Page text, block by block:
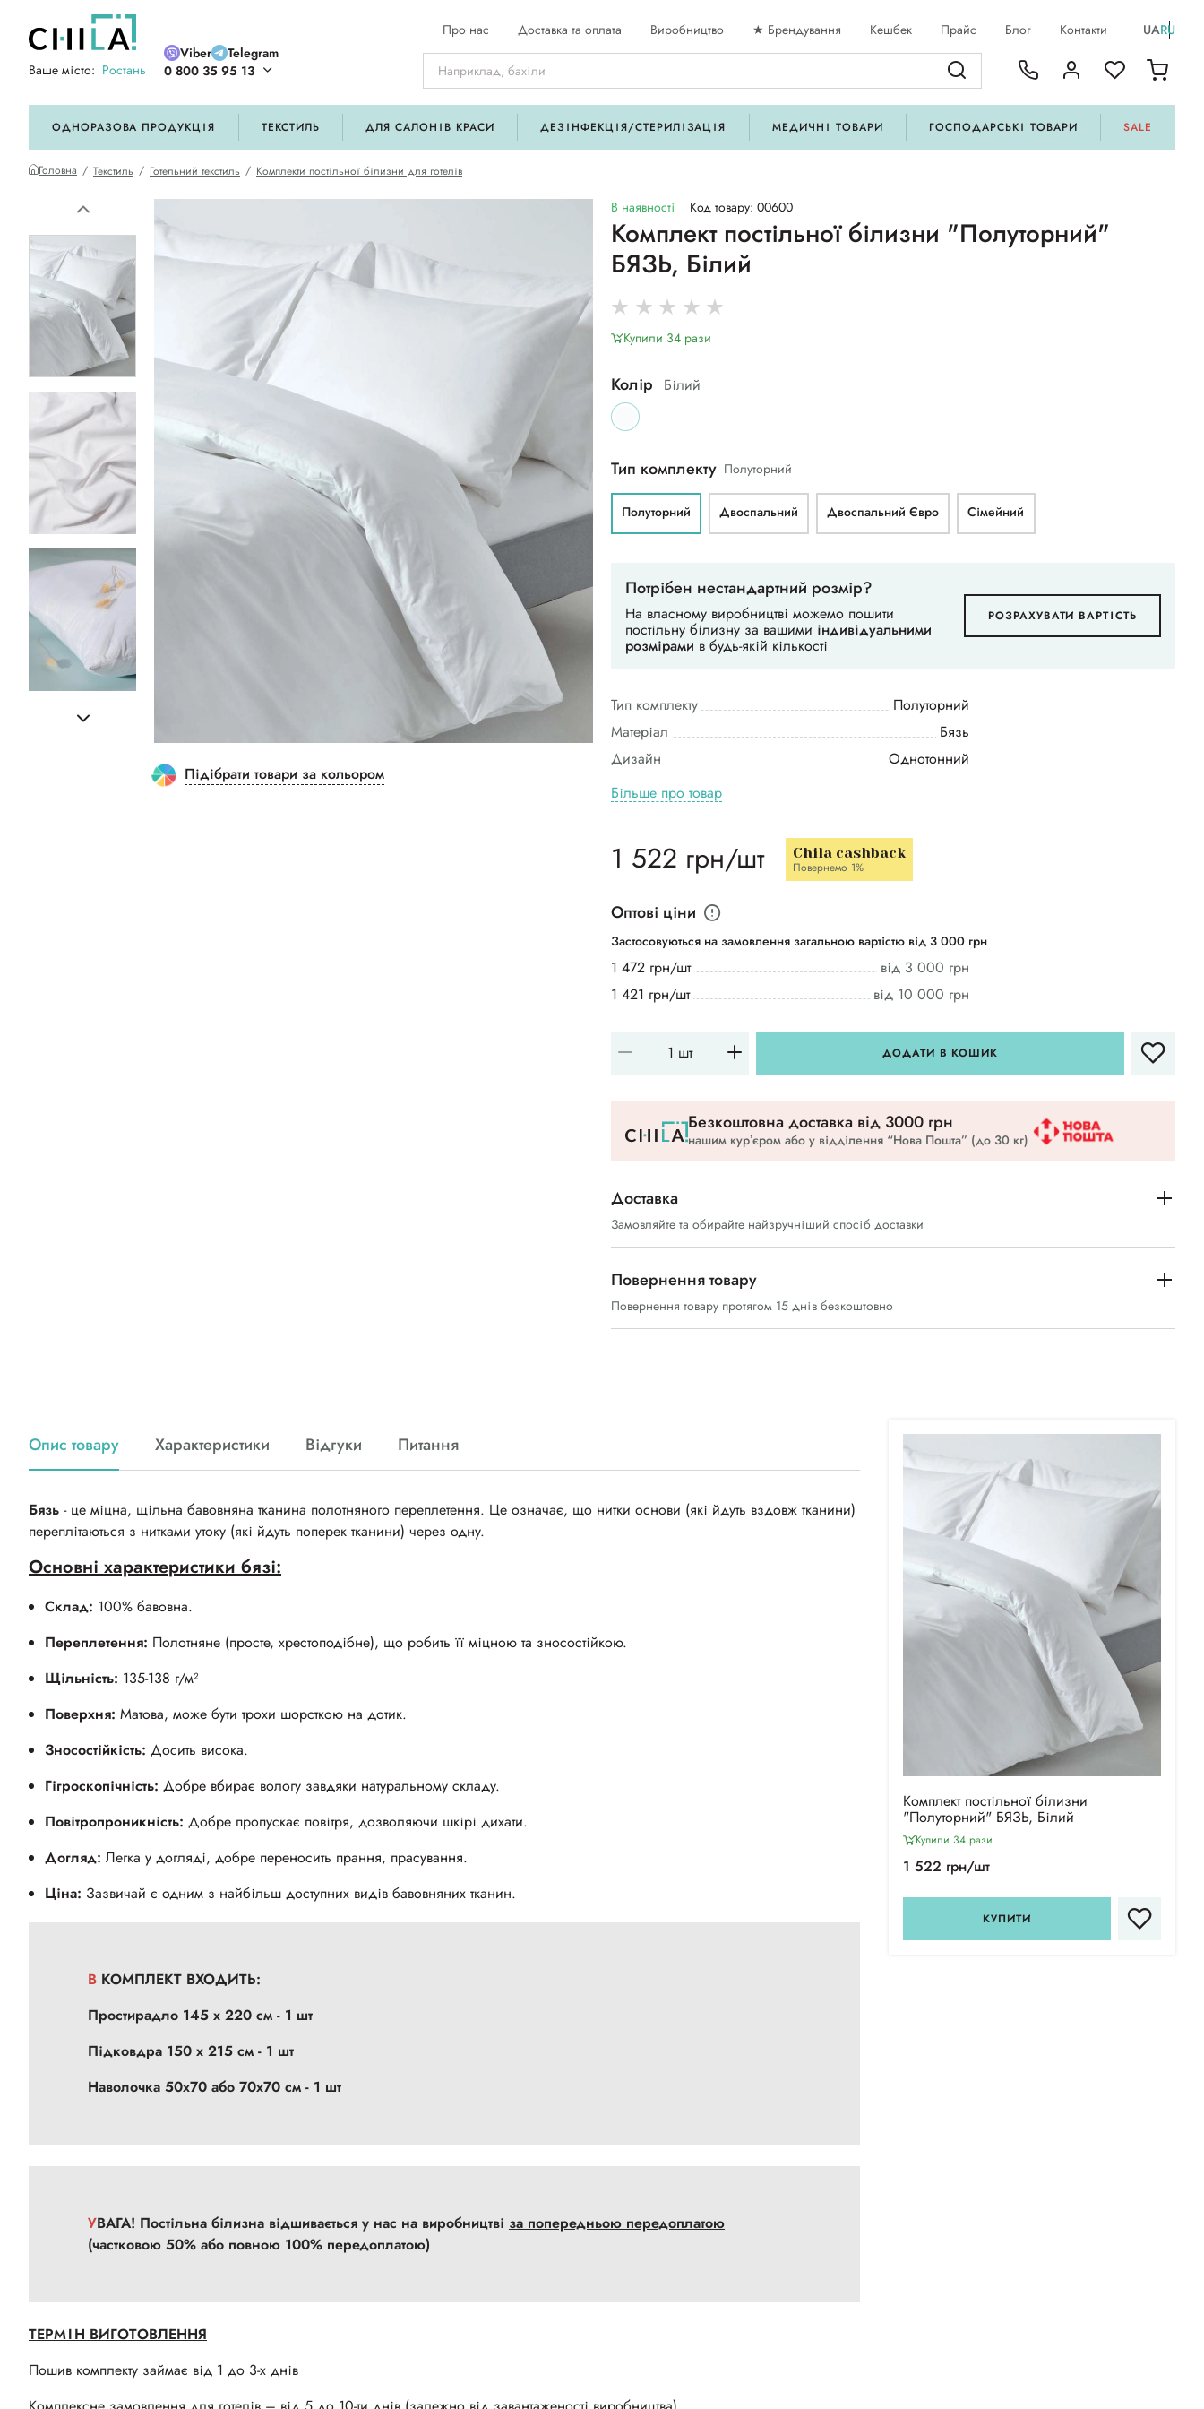
Ваше місто: Ростань
Viber
Telegram
0 800 35 95 13
Про нас Доставка та оплата Виробництво ★ Брендування Кешбек Прайс Блог Контакти UARU
ОДНОРАЗОВА ПРОДУКЦІЯ ТЕКСТИЛЬ ДЛЯ САЛОНІВ КРАСИ ДЕЗІНФЕКЦІЯ/СТЕРИЛІЗАЦІЯ МЕДИЧНІ ТОВАРИ ГОСПОДАРСЬКІ ТОВАРИ SALE
Головна Текстиль Готельний текстиль Комплекти постільної білизни для готелів
Підібрати товари за кольором
В наявності Код товару: 00600
Комплект постільної білизни "Полуторний"
БЯЗЬ, Білий
Купили 34 рази
Колір Білий
Тип комплекту Полуторний
Полуторний Двоспальний Двоспальний Євро Сімейний
Потрібен нестандартний розмір?
На власному виробництві можемо пошити
постільну білизну за вашими індивідуальними
розмірами в будь-якій кількості
РОЗРАХУВАТИ ВАРТІСТЬ
Тип комплекту
Полуторний
Матеріал
Бязь
Дизайн
Однотонний
Більше про товар
1 522 грн/шт Chila cashback
Повернемо 1%
Оптові ціни
Застосовуються на замовлення загальною вартістю від 3 000 грн
1 472 грн/шт
від 3 000 грн
1 421 грн/шт
від 10 000 грн
ДОДАТИ В КОШИК
Безкоштовна доставка вiд 3000 грн
нашим курʼєром або у відділення “Нова Пошта” (до 30 кг)
Доставка
Замовляйте та обирайте найзручніший спосіб доставки
Повернення товару
Повернення товару протягом 15 днів безкоштовно
Опис товару Характеристики Відгуки Питання
Бязь - це міцна, щільна бавовняна тканина полотняного переплетення. Це означає, що нитки основи (які йдуть вздовж тканини)
переплітаються з нитками утоку (які йдуть поперек тканини) через одну.
Основні характеристики бязі:
Склад: 100% бавовна.
Переплетення: Полотняне (просте, хрестоподібне), що робить її міцною та зносостійкою.
Щільність: 135-138 г/м²
Поверхня: Матова, може бути трохи шорсткою на дотик.
Зносостійкість: Досить висока.
Гігроскопічність: Добре вбирає вологу завдяки натуральному складу.
Повітропроникність: Добре пропускає повітря, дозволяючи шкірі дихати.
Догляд: Легка у догляді, добре переносить прання, прасування.
Ціна: Зазвичай є одним з найбільш доступних видів бавовняних тканин.
В КОМПЛЕКТ ВХОДИТЬ:
Простирадло 145 х 220 см - 1 шт
Підковдра 150 х 215 см - 1 шт
Наволочка 50х70 або 70х70 см - 1 шт
УВАГА! Постільна білизна відшивається у нас на виробництві за попередньою передоплатою
(частковою 50% або повною 100% передоплатою)
ТЕРМІН ВИГОТОВЛЕННЯ
Пошив комплекту займає від 1 до 3-х днів
Комплект постільної білизни
"Полуторний" БЯЗЬ, Білий
Купили 34 рази
1 522 грн/шт
КУПИТИ